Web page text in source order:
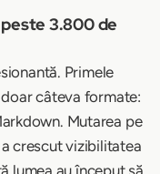
3.800 de
Primele
câteva formate:
Mutarea pe
crescut vizibilitatea
lumea au început să